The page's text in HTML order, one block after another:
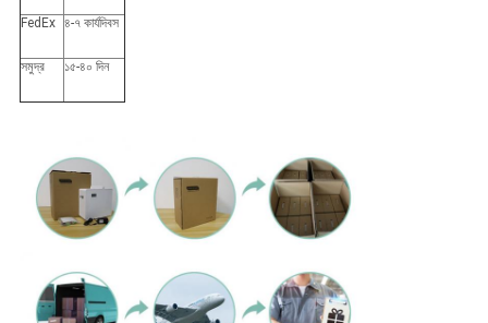
FedEx ৪-৭ কার্যদিবস
সমুদ্র ১৫-৪০ দিন